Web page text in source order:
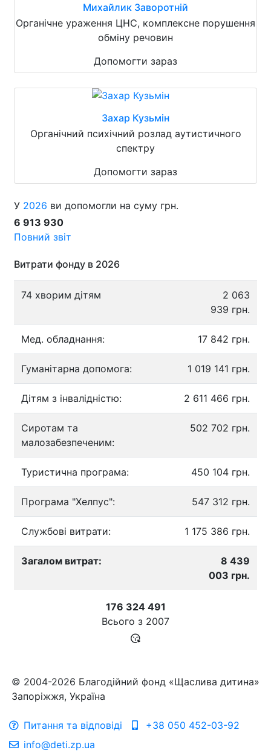
Михайлик Заворотній
Органічне ураження ЦНС, комплексне порушення
обміну речовин
Допомогти зараз
Захар Кузьмін
Органічний психічний розлад аутистичного
спектру
Допомогти зараз
У 2026 ви допомогли на суму грн.
6 913 930
Повний звіт
Витрати фонду в 2026
74 хворим дітям
2 063
939 грн.
Мед. обладнання: 17 842 грн.
Гуманітарна допомога: 1 019 141 грн.
Дітям з інвалідністю: 2 611 466 грн.
Сиротам та
малозабезпеченим:
502 702 грн.
Туристична програма: 450 104 грн.
Програма "Хелпус": 547 312 грн.
Службові витрати: 1 175 386 грн.
Загалом витрат:
8 439
003 грн.
176 324 491
Всього з 2007
© 2004-2026 Благодійний фонд «Щаслива дитина»
Запоріжжя, Україна
Питання та відповіді
+38 050 452-03-92
info@deti.zp.ua